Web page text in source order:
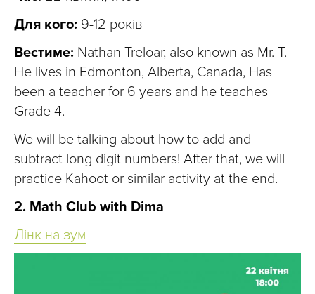
Для кого: 9-12 років
Вестиме: Nathan Treloar, also known as Mr. T.
He lives in Edmonton, Alberta, Canada, Has
been a teacher for 6 years and he teaches
Grade 4.
We will be talking about how to add and
subtract long digit numbers! After that, we will
practice Kahoot or similar activity at the end.
2. Math Club with Dima
Лінк на зум